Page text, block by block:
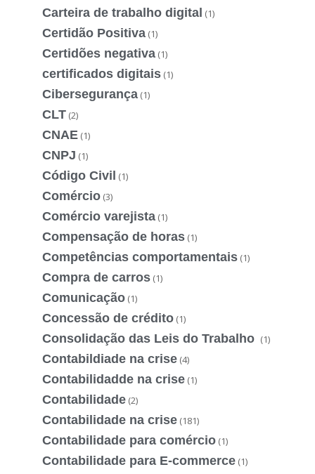
Carteira de trabalho digital (1)
Certidão Positiva (1)
Certidões negativa (1)
certificados digitais (1)
Cibersegurança (1)
CLT (2)
CNAE (1)
CNPJ (1)
Código Civil (1)
Comércio (3)
Comércio varejista (1)
Compensação de horas (1)
Competências comportamentais (1)
Compra de carros (1)
Comunicação (1)
Concessão de crédito (1)
Consolidação das Leis do Trabalho (1)
Contabildiade na crise (4)
Contabilidadde na crise (1)
Contabilidade (2)
Contabilidade na crise (181)
Contabilidade para comércio (1)
Contabilidade para E-commerce (1)